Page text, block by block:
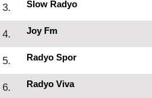
3. Slow Radyo
4. Joy Fm
5. Radyo Spor
6. Radyo Viva